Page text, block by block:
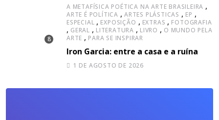
A METAFÍSICA POÉTICA NA ARTE BRASILEIRA ,
ARTE É POLÍTICA , ARTES PLÁSTICAS , EP ,
ESPECIAL , EXPOSIÇÃO , EXTRAS , FOTOGRAFIA
, GERAL , LITERATURA , LIVRO , O MUNDO PELA
ARTE , PARA SE INSPIRAR
Iron Garcia: entre a casa e a ruína
1 DE AGOSTO DE 2026